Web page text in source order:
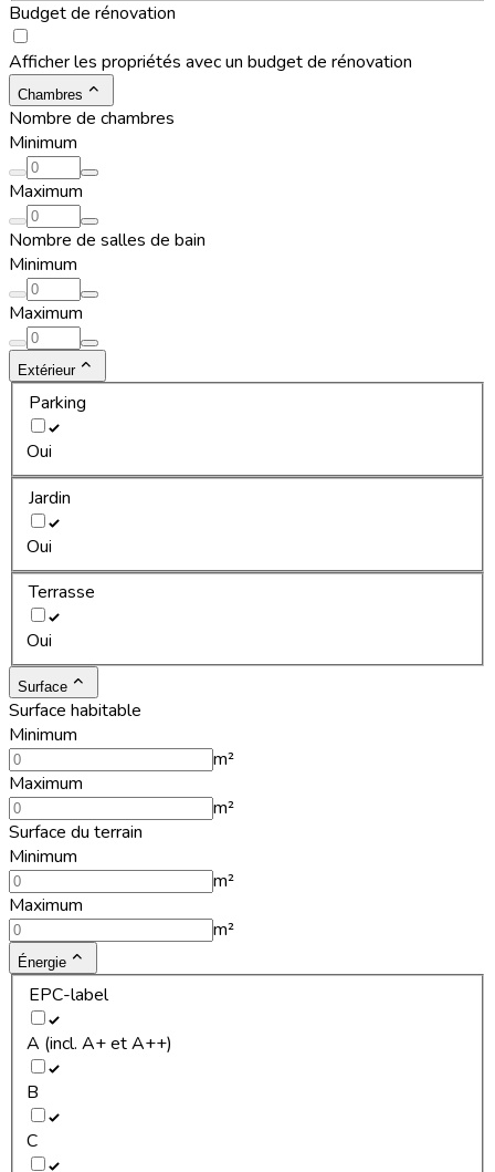
Budget de rénovation
Afficher les propriétés avec un budget de rénovation
Chambres
Nombre de chambres
Minimum
Maximum
Nombre de salles de bain
Minimum
Maximum
Extérieur
Parking
Oui
Jardin
Oui
Terrasse
Oui
Surface
Surface habitable
Minimum
m²
Maximum
m²
Surface du terrain
Minimum
m²
Maximum
m²
Énergie
EPC-label
A (incl. A+ et A++)
B
C